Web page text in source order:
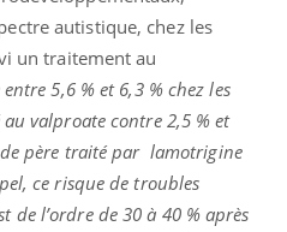
autistique, chez les
un traitement au
5,6 % et 6,3 % chez les
valproate contre 2,5 % et
père traité par lamotrigine
ce risque de troubles
de l’ordre de 30 à 40 % après